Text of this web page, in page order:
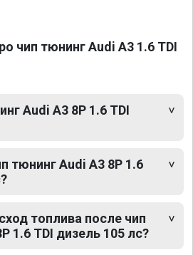
чип тюнинг Audi A3 1.6 TDI
Audi A3 8P 1.6 TDI
тюнинг Audi A3 8P 1.6
топлива после чип
1.6 TDI дизель 105 лс?